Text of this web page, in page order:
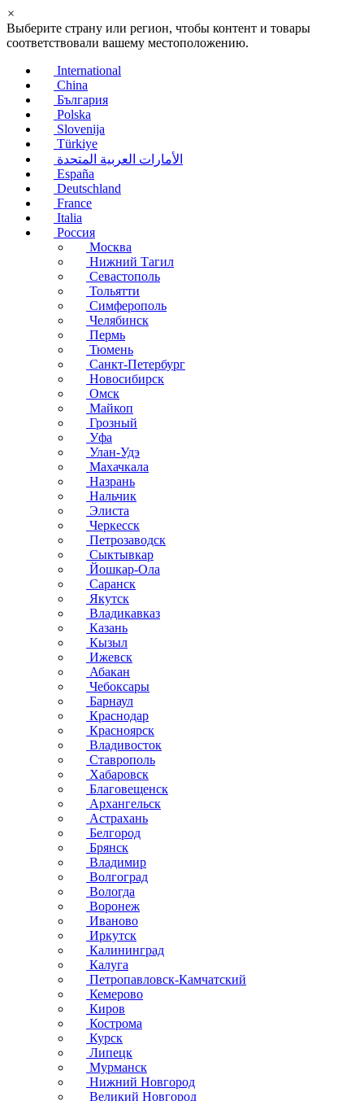
×
Выберите страну или регион, чтобы контент и товары
соответствовали вашему местоположению.
International
China
България
Polska
Slovenija
Türkiye
الأمارات العربية المتحدة
España
Deutschland
France
Italia
Россия
Москва
Нижний Тагил
Севастополь
Тольятти
Симферополь
Челябинск
Пермь
Тюмень
Санкт-Петербург
Новосибирск
Омск
Майкоп
Грозный
Уфа
Улан-Удэ
Махачкала
Назрань
Нальчик
Элиста
Черкесск
Петрозаводск
Сыктывкар
Йошкар-Ола
Саранск
Якутск
Владикавказ
Казань
Кызыл
Ижевск
Абакан
Чебоксары
Барнаул
Краснодар
Красноярск
Владивосток
Ставрополь
Хабаровск
Благовещенск
Архангельск
Астрахань
Белгород
Брянск
Владимир
Волгоград
Вологда
Воронеж
Иваново
Иркутск
Калининград
Калуга
Петропавловск-Камчатский
Кемерово
Киров
Кострома
Курск
Липецк
Мурманск
Нижний Новгород
Великий Новгород